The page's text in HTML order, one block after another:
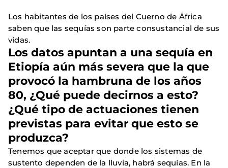
Los habitantes de los países del Cuerno de África
saben que las sequías son parte consustancial de sus
vidas.
Los datos apuntan a una sequía en
Etiopía aún más severa que la que
provocó la hambruna de los años
80, ¿Qué puede decirnos a esto?
¿Qué tipo de actuaciones tienen
previstas para evitar que esto se
produzca?
Tenemos que aceptar que donde los sistemas de
sustento dependen de la lluvia, habrá sequías. En la